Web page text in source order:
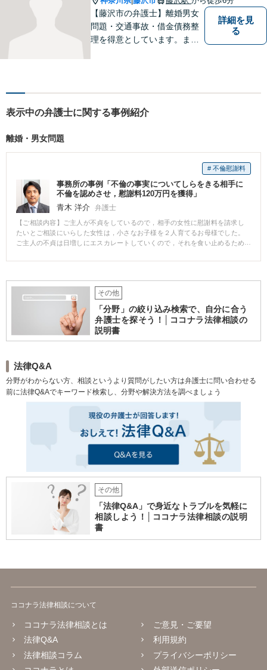
【藤沢市の弁護士】離婚男女
問題・交通事故・借金債務整
理を得意としています。ま
談ください。
詳細を見
る
表示中の弁護士に関する事例紹介
離婚・男女問題
# 不倫慰謝料
事務所の事例「不倫の事実についてしらをきる相手に
不倫を認めさせ，慰謝料120万円を獲得」
青木 洋介 弁護士
【ご相談内容】ご主人が不貞をしているので，相手の女性に慰謝料を請求し
たいとご相談にいらした女性は，小さなお子様を２人育てるお母様でした。
ご主人の不貞は日増しにエスカレートしていくので，それを食い止めるため
て，一定程度の証拠もそろえたうえで，相手の女性に連絡をすると，不貞な
応じていただけませんでした。依頼者の方と相談のうえ，こちらからその女
性に対して，裁判を行うことにしました。裁判でも当初相手の女性は，不貞
の事実を否認していたのですが，こちらが証拠を少しずつ出していくうち
に，相手の女性はやむなく不貞の事実を認めるに至りました。最終的に慰謝
料として１２０万円を獲得し，ご主人と別れることも約束してもらうことで
事件は解決しました。相手の女性が不貞の事実を認めないと主張してきた際
した。
その他
「分野」の絞り込み検索で、自分に合う
弁護士を探そう！│ココナラ法律相談の
説明書
法律Q&A
分野がわからない方、相談というより質問がしたい方は弁護士に問い合わせる
前に法律Q&Aでキーワード検索し、分野や解決方法を調べましょう
その他
「法律Q&A」で身近なトラブルを気軽に
相談しよう！│ココナラ法律相談の説明
書
ココナラ法律相談について
ココナラ法律相談とは
法律Q&A
法律相談コラム
ご意見・ご要望
利用規約
プライバシーポリシー